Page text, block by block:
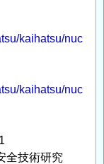
kaihatsu/nuc
kaihatsu/nuc
技術研究